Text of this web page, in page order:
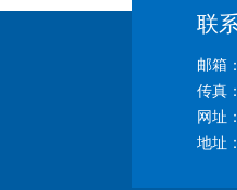
联
邮箱
传真：
网址
地址